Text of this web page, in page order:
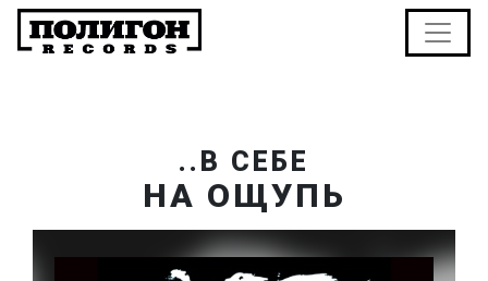
..В СЕБЕ
НА ОЩУПЬ